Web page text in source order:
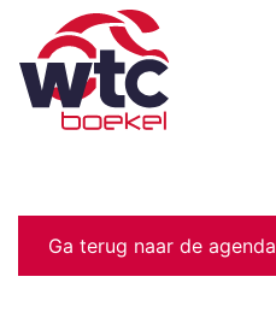
Ga terug naar de agenda